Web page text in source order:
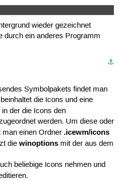
wieder gezeichnet
durch ein anderes Programm
⚓︎
Symbolpakets findet man
die Icons und eine
der die Icons den
werden. Um diese oder
einen Ordner .icewm/icons
die winoptionsmit der aus dem
beliebige Icons nehmen und